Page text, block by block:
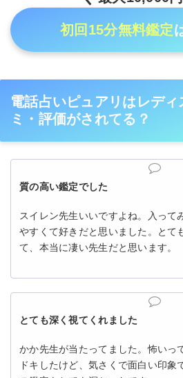
初回15分無料鑑定
電話占いピュアリはレディ
ミ・評価がされてる？
質の高い鑑定でした
スイレン先生いいですよね。入って
やすくて好きだと思いました。とて
て、本当に凄い先生だと思います。
とても深く視てくれました
かか先生が当たってました。怖いっ
ドキしたけど、気さくで面白い印象